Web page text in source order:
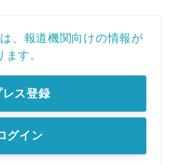
、報道機関向けの情報が
ます。
レス登録
グイン